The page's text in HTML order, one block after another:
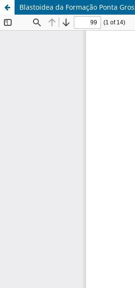
Blastoidea da Formação Ponta